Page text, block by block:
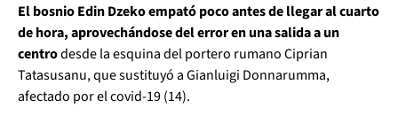
El bosnio Edin Dzeko empató poco antes de llegar al cuarto
de hora, aprovechándose del error en una salida a un
centrodesde la esquina del portero rumano Ciprian
Tatasusanu, que sustituyó a Gianluigi Donnarumma,
afectado por el covid-19 (14).